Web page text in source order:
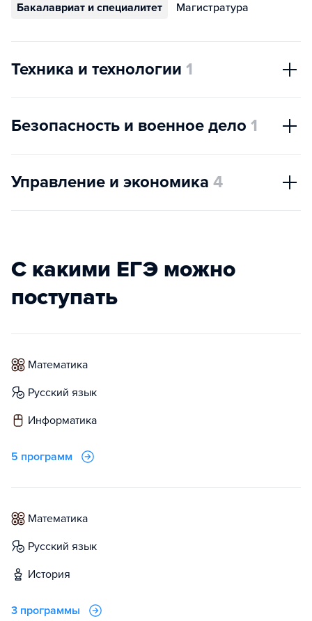
Бакалавриат и специалитет Магистратура
Техника и технологии 1
Безопасность и военное дело 1
Управление и экономика 4
С какими ЕГЭ можно
поступать
математика
русский язык
информатика
5 программ
математика
русский язык
история
3 программы